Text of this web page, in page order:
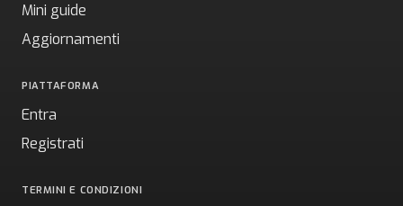
Mini guide
Aggiornamenti
PIATTAFORMA
Entra
Registrati
TERMINI E CONDIZIONI